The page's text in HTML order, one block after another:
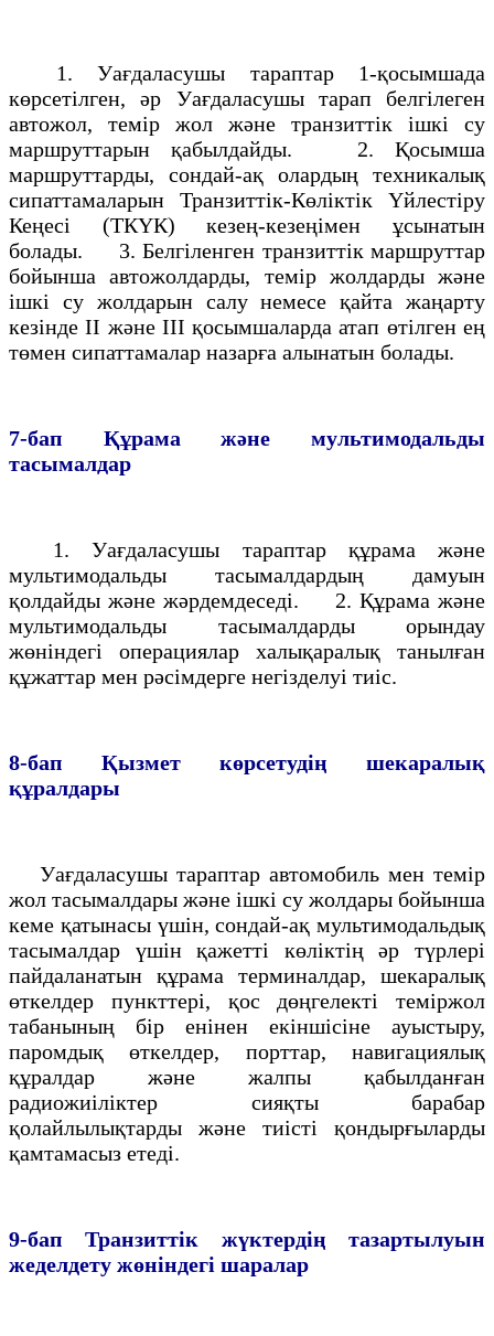
1. Уағдаласушы тараптар 1-қосымшада
көрсетiлген, әр Уағдаласушы тарап белгілеген
автожол, темiр жол және транзиттік iшкi су
маршруттарын қабылдайды. 2. Қосымша
маршруттарды, сондай-ақ олардың техникалық
сипаттамаларын Транзиттiк-Көлiктiк Yйлестiру
Кеңесi (ТКYК) кезең-кезеңiмен ұсынатын
болады. 3. Белгiленген транзиттiк маршруттар
бойынша автожолдарды, темiр жолдарды және
iшкi су жолдарын салу немесе қайта жаңарту
кезiнде II және III қосымшаларда атап өтiлген ең
төмен сипаттамалар назарға алынатын болады.
7-бап
Құрама және мультимодальды
тасымалдар
1. Уағдаласушы тараптар құрама және
мультимодальды тасымалдардың дамуын
қолдайды және жәрдемдеседi. 2. Құрама және
мультимодальды тасымалдарды орындау
жөнiндегi операциялар халықаралық танылған
құжаттар мен рәсiмдерге негiзделуi тиiс.
8-бап
Қызмет көрсетудiң шекаралық
құралдары
Уағдаласушы тараптар автомобиль мен темiр
жол тасымалдары және iшкi су жолдары бойынша
кеме қатынасы үшiн, сондай-ақ мультимодальдық
тасымалдар үшiн қажеттi көлiктің әр түрлерi
пайдаланатын құрама терминалдар, шекаралық
өткелдер пункттерi, қос дөңгелектi темiржол
табанының бiр енiнен екiншiсiне ауыстыру,
паромдық өткелдер, порттар, навигациялық
құралдар және жалпы қабылданған
радиожиiлiктер сияқты барабар
қолайлылықтарды және тиiстi қондырғыларды
қамтамасыз етедi.
9-бап
Транзиттiк жүктердiң тазартылуын
жеделдету жөнiндегi шаралар